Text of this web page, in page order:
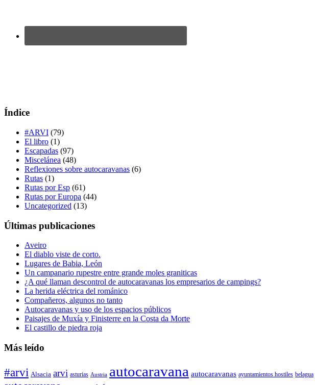
Índice
#ARVI (79)
El libro (1)
Escapadas (97)
Miscelánea (48)
Reflexiones sobre autocaravanas (6)
Rutas (1)
Rutas por Esp (61)
Rutas por Europa (44)
Uncategorized (13)
Últimas publicaciones
Aveiro
El diablo viste de corto.
Lugares de Babia, León
Un campanario rupestre entre grande moles graniticas
¿A qué llaman descontrol de autocaravanas los empresarios de campings?
La herida eléctrica del románico
Compañeros, algunos no tanto
Autocaravanas y uso de los espacios públicos
Paisajes de Muxía y Finisterre en la Costa da Morte
El castillo de piedra roja
Más leído
#arvi Alsacia arvi asturias Austria autocaravana autocaravanas ayuntamientos hostiles belagua